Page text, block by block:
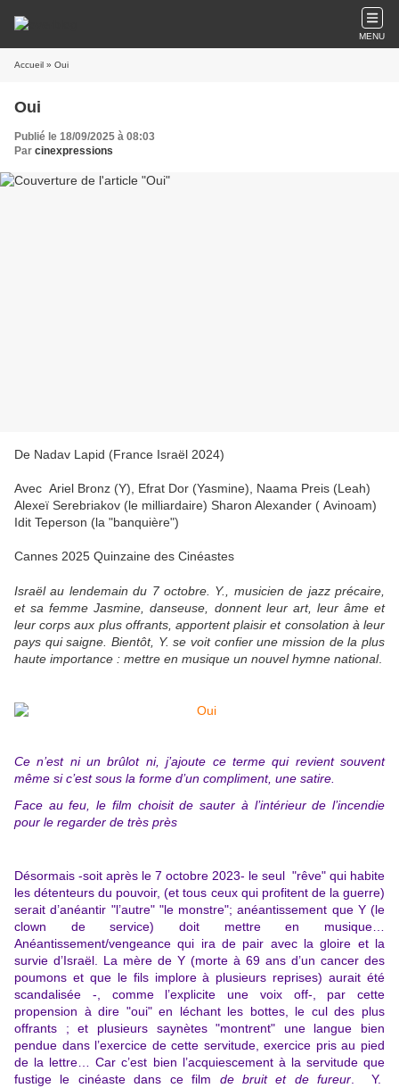
MENU
Accueil » Oui
Oui
Publié le 18/09/2025 à 08:03
Par cinexpressions
De Nadav Lapid (France Israël 2024)
Avec Ariel Bronz (Y), Efrat Dor (Yasmine), Naama Preis (Leah)
Alexeï Serebriakov (le milliardaire) Sharon Alexander ( Avinoam)
Idit Teperson (la "banquière")
Cannes 2025 Quinzaine des Cinéastes
Israël au lendemain du 7 octobre. Y., musicien de jazz précaire,
et sa femme Jasmine, danseuse, donnent leur art, leur âme et
leur corps aux plus offrants, apportent plaisir et consolation à leur
pays qui saigne. Bientôt, Y. se voit confier une mission de la plus
haute importance : mettre en musique un nouvel hymne national.
Ce n’est ni un brûlot ni, j’ajoute ce terme qui revient souvent
même si c’est sous la forme d’un compliment, une satire.
Face au feu, le film choisit de sauter à l’intérieur de l’incendie
pour le regarder de très près
Désormais -soit après le 7 octobre 2023- le seul "rêve" qui habite
les détenteurs du pouvoir, (et tous ceux qui profitent de la guerre)
serait d’anéantir "l’autre" "le monstre"; anéantissement que Y (le
clown de service) doit mettre en musique…
Anéantissement/vengeance qui ira de pair avec la gloire et la
survie d’Israël. La mère de Y (morte à 69 ans d’un cancer des
poumons et que le fils implore à plusieurs reprises) aurait été
scandalisée -, comme l’explicite une voix off-, par cette
propension à dire "oui" en léchant les bottes, le cul des plus
offrants ; et plusieurs saynètes "montrent" une langue bien
pendue dans l’exercice de cette servitude, exercice pris au pied
de la lettre… Car c’est bien l’acquiescement à la servitude que
fustige le cinéaste dans ce film de bruit et de fureur . Y.